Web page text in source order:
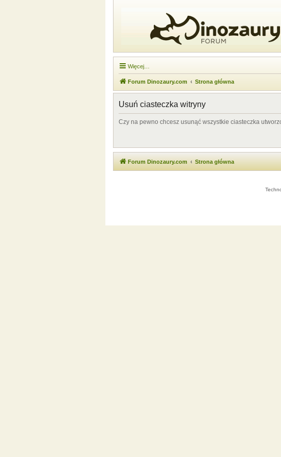
Więcej…
Forum Dinozaury.com Strona główna
Usuń ciasteczka witryny
Czy na pewno chcesz usunąć wszystkie ciasteczka
Forum Dinozaury.com Strona główna